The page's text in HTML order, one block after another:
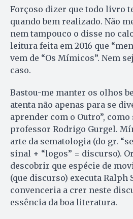
Forçoso dizer que todo livro
quando bem realizado. Não
nem tampouco o disse no
leitura feita em 2016 que
vem de “Os Mímicos”. Nem
caso.
Bastou-me manter os olhos
atenta não apenas para se
aprender com o Outro”,
professor Rodrigo Gurgel.
arte da sematologia (do gr.
sinal + “logos” = discurso).
descobrir que espécie de
(que discurso) executa Ralph
convenceria a crer neste
essência da boa literatura.